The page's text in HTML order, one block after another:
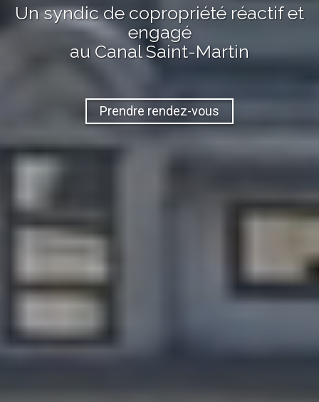
Un syndic de copropriété réactif et
engagé
au Canal Saint-Martin
Prendre rendez-vous